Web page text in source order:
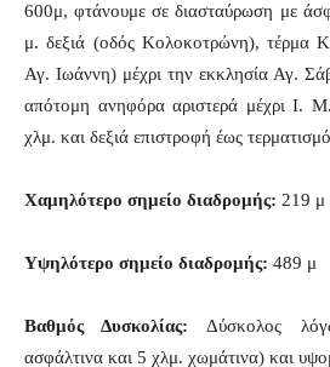
600μ, φτάνουμε σε διασταύρωση με
μ. δεξιά (οδός Κολοκοτρώνη), τέρμα
Αγ. Ιωάννη) μέχρι την εκκλησία Αγ.
απότομη ανηφόρα αριστερά μέχρι Ι.
χλμ. και δεξιά επιστροφή έως
Χαμηλότερο σημείο διαδρομής: 219 μ
Υψηλότερο σημείο διαδρομής: 489 μ
Βαθμός Δυσκολίας:Δύσκολος
ασφάλτινα και 5 χλμ. χωμάτινα) και